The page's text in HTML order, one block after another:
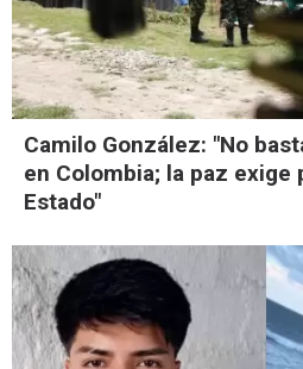
Camilo González: "No
en Colombia; la paz exige
Estado"